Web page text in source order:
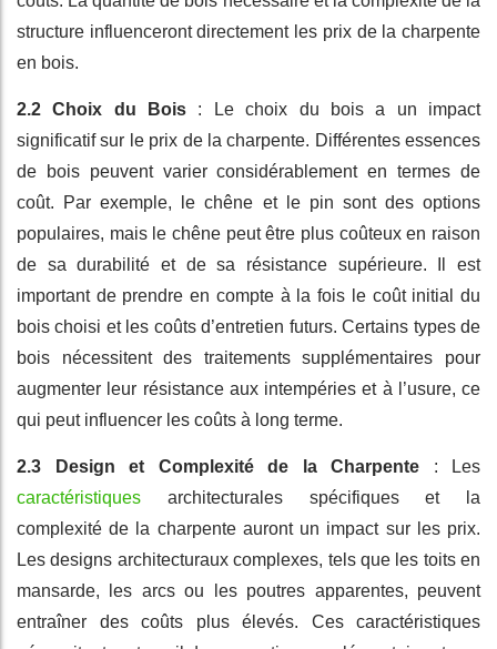
structure influenceront directement les prix de la charpente
en bois.
2.2 Choix du Bois : Le choix du bois a un impact
significatif sur le prix de la charpente. Différentes essences
de bois peuvent varier considérablement en termes de
coût. Par exemple, le chêne et le pin sont des options
populaires, mais le chêne peut être plus coûteux en raison
de sa durabilité et de sa résistance supérieure. Il est
important de prendre en compte à la fois le coût initial du
bois choisi et les coûts d’entretien futurs. Certains types de
bois nécessitent des traitements supplémentaires pour
augmenter leur résistance aux intempéries et à l’usure, ce
qui peut influencer les coûts à long terme.
2.3 Design et Complexité de la Charpente : Les
caractéristiques architecturales spécifiques et la
complexité de la charpente auront un impact sur les prix.
Les designs architecturaux complexes, tels que les toits en
mansarde, les arcs ou les poutres apparentes, peuvent
entraîner des coûts plus élevés. Ces caractéristiques